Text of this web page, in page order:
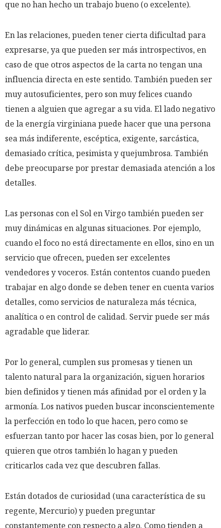
que no han hecho un trabajo bueno (o excelente).
En las relaciones, pueden tener cierta dificultad para
expresarse, ya que pueden ser más introspectivos, en
caso de que otros aspectos de la carta no tengan una
influencia directa en este sentido. También pueden ser
muy autosuficientes, pero son muy felices cuando
tienen a alguien que agregar a su vida. El lado negativo
de la energía virginiana puede hacer que una persona
sea más indiferente, escéptica, exigente, sarcástica,
demasiado crítica, pesimista y quejumbrosa. También
debe preocuparse por prestar demasiada atención a los
detalles.
Las personas con el Sol en Virgo también pueden ser
muy dinámicas en algunas situaciones. Por ejemplo,
cuando el foco no está directamente en ellos, sino en un
servicio que ofrecen, pueden ser excelentes
vendedores y voceros. Están contentos cuando pueden
trabajar en algo donde se deben tener en cuenta varios
detalles, como servicios de naturaleza más técnica,
analítica o en control de calidad. Servir puede ser más
agradable que liderar.
Por lo general, cumplen sus promesas y tienen un
talento natural para la organización, siguen horarios
bien definidos y tienen más afinidad por el orden y la
armonía. Los nativos pueden buscar inconscientemente
la perfección en todo lo que hacen, pero como se
esfuerzan tanto por hacer las cosas bien, por lo general
quieren que otros también lo hagan y pueden
criticarlos cada vez que descubren fallas.
Están dotados de curiosidad (una característica de su
regente, Mercurio) y pueden preguntar
constantemente con respecto a algo. Como tienden a